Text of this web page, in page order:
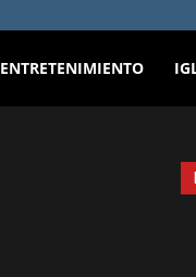
ENTRETENIMIENTO